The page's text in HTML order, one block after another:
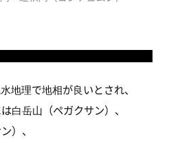
地理で地相が良いとされ、
白岳山（ペガクサン）、
）、